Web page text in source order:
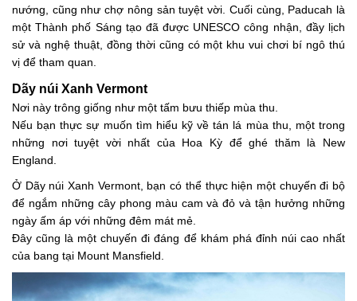
nướng, cũng như chợ nông sản tuyệt vời. Cuối cùng, Paducah là
một Thành phố Sáng tạo đã được UNESCO công nhận, đầy lịch
sử và nghệ thuật, đồng thời cũng có một khu vui chơi bí ngô thú
vị để tham quan.
Dãy núi Xanh Vermont
Nơi này trông giống như một tấm bưu thiếp mùa thu.
Nếu bạn thực sự muốn tìm hiểu kỹ về tán lá mùa thu, một trong
những nơi tuyệt vời nhất của Hoa Kỳ để ghé thăm là New
England.
Ở Dãy núi Xanh Vermont, bạn có thể thực hiện một chuyến đi bộ
để ngắm những cây phong màu cam và đỏ và tận hưởng những
ngày ấm áp với những đêm mát mẻ.
Đây cũng là một chuyến đi đáng để khám phá đỉnh núi cao nhất
của bang tại Mount Mansfield.